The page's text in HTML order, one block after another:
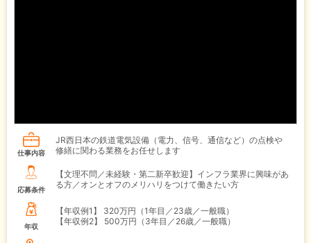
仕事内容
JR西日本の鉄道電気設備（電力、信号、通信など）の点検や
修繕に関わる業務をお任せします
応募条件
【文理不問／未経験・第二新卒歓迎】インフラ業界に興味があ
る方／オンとオフのメリハリをつけて働きたい方
年収
【年収例1】
320万円（1年目／23歳／一般職）
【年収例2】
500万円（3年目／26歳／一般職）